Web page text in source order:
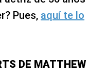
Pues, aquí te lo
DE MATTHEW